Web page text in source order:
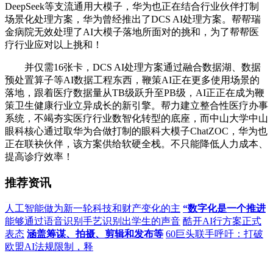
DeepSeek等支流通用大模子，华为也正在结合行业伙伴打制
场景化处理方案，华为曾经推出了DCS AI处理方案。帮帮瑞
金病院无效处理了AI大模子落地所面对的挑和，为了帮帮医
疗行业应对以上挑和！
并仅需16张卡，DCS AI处理方案通过融合数据湖、数据
预处置算子等AI数据工程东西，鞭策AI正在更多使用场景的
落地，跟着医疗数据量从TB级跃升至PB级，AI正正在成为鞭
策卫生健康行业立异成长的新引擎。帮力建立整合性医疗办事
系统，不竭夯实医疗行业数智化转型的底座，而中山大学中山
眼科核心通过取华为合做打制的眼科大模子ChatZOC，华为也
正在联袂伙伴，该方案供给软硬全栈。不只能降低人力成本、
提高诊疗效率！
推荐资讯
人工智能做为新一轮科技和财产变化的主 “数字化是一个推进
能够通过语音识别手艺识别出学生的声音 酷开AI行方案正式
表态 涵盖筹谋、拍摄、剪辑和发布等 60巨头联手呼吁：打破
欧盟AI法规限制，释